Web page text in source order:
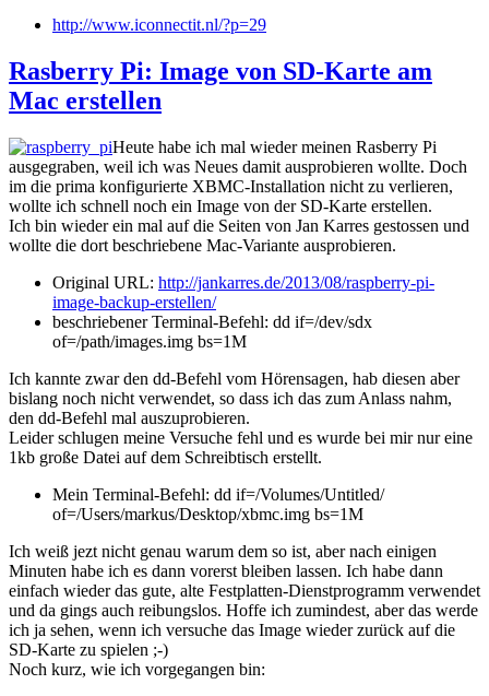
http://www.iconnectit.nl/?p=29
Rasberry Pi: Image von SD-Karte am
Mac erstellen
Heute habe ich mal wieder meinen Rasberry Pi
ausgegraben, weil ich was Neues damit ausprobieren wollte. Doch
im die prima konfigurierte XBMC-Installation nicht zu verlieren,
wollte ich schnell noch ein Image von der SD-Karte erstellen.
Ich bin wieder ein mal auf die Seiten von Jan Karres gestossen und
wollte die dort beschriebene Mac-Variante ausprobieren.
Original URL: http://jankarres.de/2013/08/raspberry-pi-
image-backup-erstellen/
beschriebener Terminal-Befehl: dd if=/dev/sdx
of=/path/images.img bs=1M
Ich kannte zwar den dd-Befehl vom Hörensagen, hab diesen aber
bislang noch nicht verwendet, so dass ich das zum Anlass nahm,
den dd-Befehl mal auszuprobieren.
Leider schlugen meine Versuche fehl und es wurde bei mir nur eine
1kb große Datei auf dem Schreibtisch erstellt.
Mein Terminal-Befehl: dd if=/Volumes/Untitled/
of=/Users/markus/Desktop/xbmc.img bs=1M
Ich weiß jezt nicht genau warum dem so ist, aber nach einigen
Minuten habe ich es dann vorerst bleiben lassen. Ich habe dann
einfach wieder das gute, alte Festplatten-Dienstprogramm verwendet
und da gings auch reibungslos. Hoffe ich zumindest, aber das werde
ich ja sehen, wenn ich versuche das Image wieder zurück auf die
SD-Karte zu spielen ;-)
Noch kurz, wie ich vorgegangen bin: